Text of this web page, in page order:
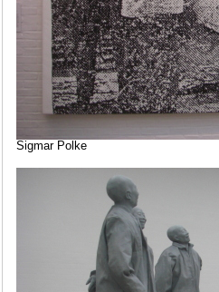
Sigmar Polke